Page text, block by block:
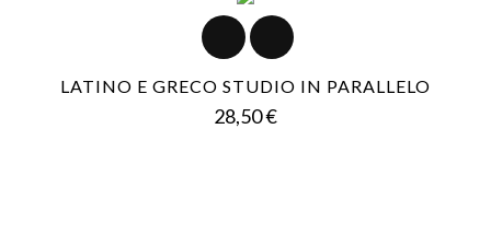
LATINO E GRECO STUDIO IN PARALLELO
28,50 €Prezzo